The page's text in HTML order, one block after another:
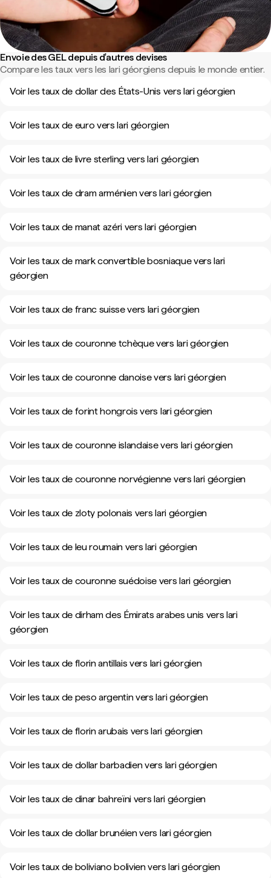
Envoie des GEL depuis d'autres devises
Compare les taux vers les lari géorgiens depuis le monde entier.
Voir les taux de dollar des États-Unis vers lari géorgien
Voir les taux de euro vers lari géorgien
Voir les taux de livre sterling vers lari géorgien
Voir les taux de dram arménien vers lari géorgien
Voir les taux de manat azéri vers lari géorgien
Voir les taux de mark convertible bosniaque vers lari
géorgien
Voir les taux de franc suisse vers lari géorgien
Voir les taux de couronne tchèque vers lari géorgien
Voir les taux de couronne danoise vers lari géorgien
Voir les taux de forint hongrois vers lari géorgien
Voir les taux de couronne islandaise vers lari géorgien
Voir les taux de couronne norvégienne vers lari géorgien
Voir les taux de zloty polonais vers lari géorgien
Voir les taux de leu roumain vers lari géorgien
Voir les taux de couronne suédoise vers lari géorgien
Voir les taux de dirham des Émirats arabes unis vers lari
géorgien
Voir les taux de florin antillais vers lari géorgien
Voir les taux de peso argentin vers lari géorgien
Voir les taux de florin arubais vers lari géorgien
Voir les taux de dollar barbadien vers lari géorgien
Voir les taux de dinar bahreïni vers lari géorgien
Voir les taux de dollar brunéien vers lari géorgien
Voir les taux de boliviano bolivien vers lari géorgien